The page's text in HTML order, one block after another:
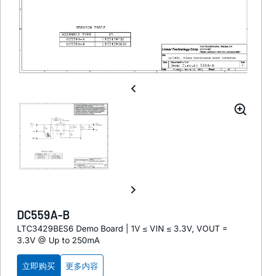
DC559A-B
LTC3429BES6 Demo Board | 1V ≤ VIN ≤ 3.3V, VOUT =
3.3V @ Up to 250mA
立即购买 更多内容